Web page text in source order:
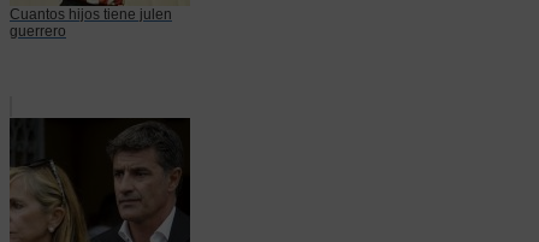
Cuantos hijos tiene julen
guerrero